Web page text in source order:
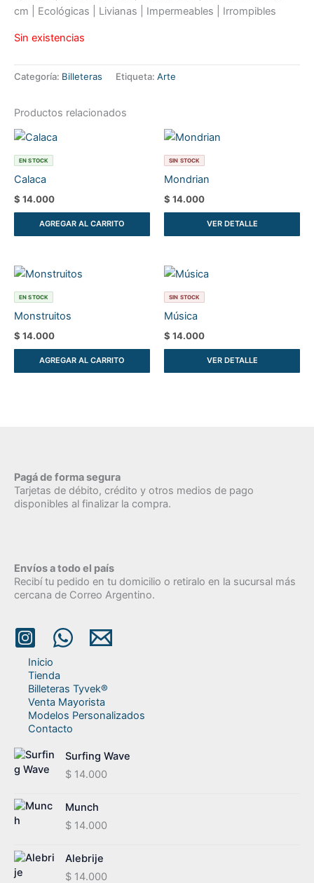
cm | Ecológicas | Livianas | Impermeables | Irrompibles
Sin existencias
Categoría: Billeteras Etiqueta: Arte
Productos relacionados
EN STOCK
Calaca
$ 14.000
AGREGAR AL CARRITO
SIN STOCK
Mondrian
$ 14.000
VER DETALLE
EN STOCK
Monstruitos
$ 14.000
AGREGAR AL CARRITO
SIN STOCK
Música
$ 14.000
VER DETALLE
Pagá de forma segura
Tarjetas de débito, crédito y otros medios de pago
disponibles al finalizar la compra.
Envíos a todo el país
Recibí tu pedido en tu domicilio o retiralo en la sucursal más
cercana de Correo Argentino.
Inicio
Tienda
Billeteras Tyvek®
Venta Mayorista
Modelos Personalizados
Contacto
Surfing Wave
$14.000
Munch
$14.000
Alebrije
$14.000